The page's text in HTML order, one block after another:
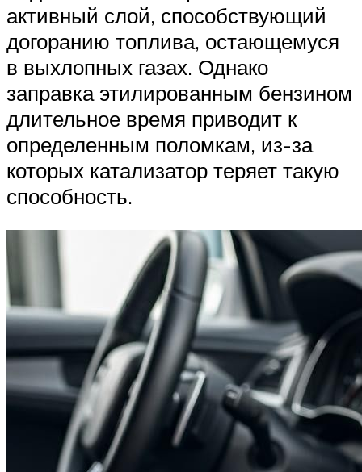
активный слой, способствующий
догоранию топлива, остающемуся
в выхлопных газах. Однако
заправка этилированным бензином
длительное время приводит к
определенным поломкам, из-за
которых катализатор теряет такую
способность.